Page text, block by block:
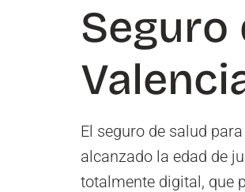
Seguro
El seguro de salud
alcanzado la edad de
totalmente digital, que